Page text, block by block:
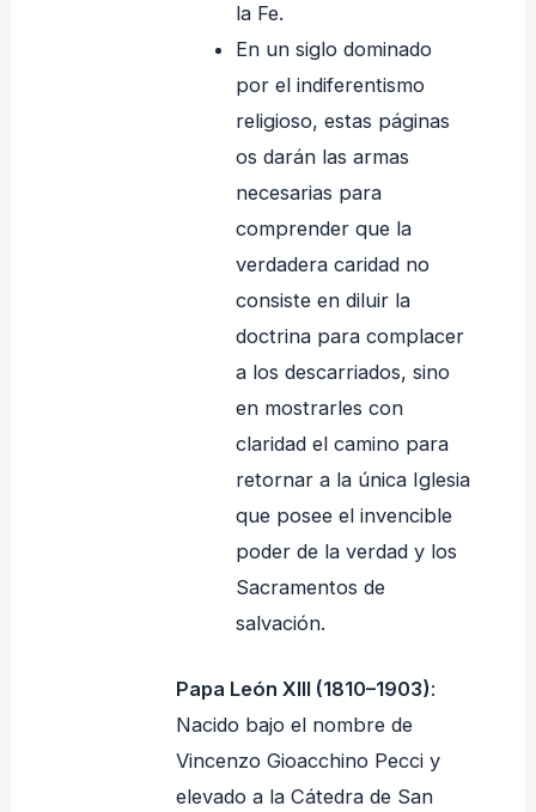
la Fe.
En un siglo dominado
por el indiferentismo
religioso, estas páginas
os darán las armas
necesarias para
comprender que la
verdadera caridad no
consiste en diluir la
doctrina para complacer
a los descarriados, sino
en mostrarles con
claridad el camino para
retornar a la única Iglesia
que posee el invencible
poder de la verdad y los
Sacramentos de
salvación.
Papa León XIII (1810–1903):
Nacido bajo el nombre de
Vincenzo Gioacchino Pecci y
elevado a la Cátedra de San